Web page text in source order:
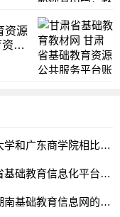
资源
讯
件学风等教育资讯网-教育行业资讯百科大全
印,什么原因?教育资讯网-教育行业资讯百科大全
学校?教育资讯网-教育行业资讯百科大全